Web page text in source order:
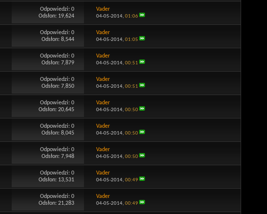
Odpowiedzi:0
Odsłon: 19,624
Vader
04-05-2014, 01:06
Odpowiedzi:0
Odsłon: 8,544
Vader
04-05-2014, 01:05
Odpowiedzi:0
Odsłon: 7,879
Vader
04-05-2014, 00:51
Odpowiedzi:0
Odsłon: 7,850
Vader
04-05-2014, 00:51
Odpowiedzi:0
Odsłon: 20,645
Vader
04-05-2014, 00:50
Odpowiedzi:0
Odsłon: 8,045
Vader
04-05-2014, 00:50
Odpowiedzi:0
Odsłon: 7,948
Vader
04-05-2014, 00:50
Odpowiedzi:0
Odsłon: 13,531
Vader
04-05-2014, 00:49
Odpowiedzi:0
Odsłon: 21,283
Vader
04-05-2014, 00:49